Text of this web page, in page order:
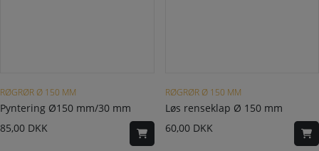
RØGRØR Ø 150 MM
Pyntering Ø150 mm/30 mm
85,00 DKK
RØGRØR Ø 150 MM
Løs renseklap Ø 150 mm
60,00 DKK